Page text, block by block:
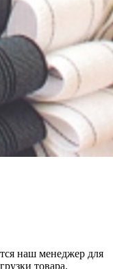
наш менеджер для
товара.